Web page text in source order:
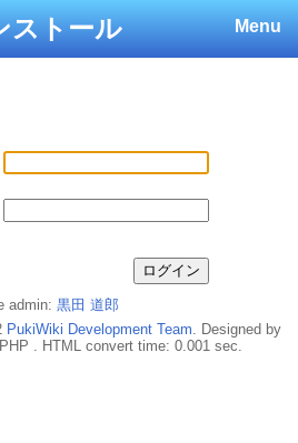
Menu
ストール
admin: 黒田 道郎
PukiWiki Development Team. Designed by
. HTML convert time: 0.001 sec.